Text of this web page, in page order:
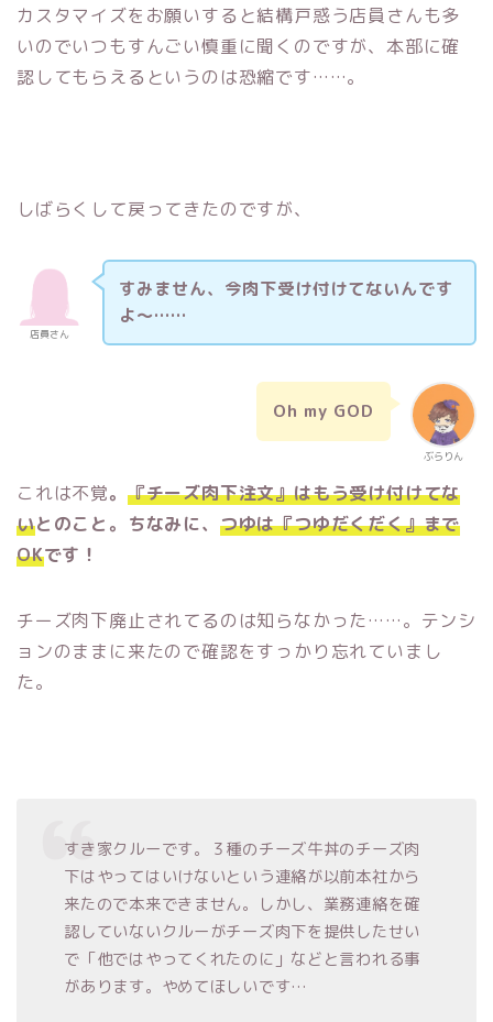
カスタマイズをお願いすると結構戸惑う店員さんも多
いのでいつもすんごい慎重に聞くのですが、本部に確
認してもらえるというのは恐縮です……。
しばらくして戻ってきたのですが、
店員さん
すみません、今肉下受け付けてないんです
よ〜……
ぶらりん
Oh my GOD
これは不覚。 『チーズ肉下注文』はもう受け付けてな
いとのこと。ちなみに、 つゆは『つゆだくだく』まで
OKです！
チーズ肉下廃止されてるのは知らなかった……。テンシ
ョンのままに来たので確認をすっかり忘れていまし
た。
すき家クルーです。３種のチーズ牛丼のチーズ肉
下はやってはいけないという連絡が以前本社から
来たので本来できません。しかし、業務連絡を確
認していないクルーがチーズ肉下を提供したせい
で「他ではやってくれたのに」などと言われる事
があります。やめてほしいです…